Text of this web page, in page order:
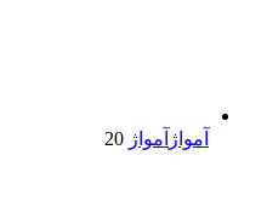
آمواژ آمواژ 20